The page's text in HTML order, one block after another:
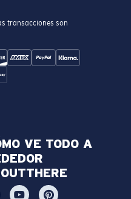
transacciones son
VE TODO A